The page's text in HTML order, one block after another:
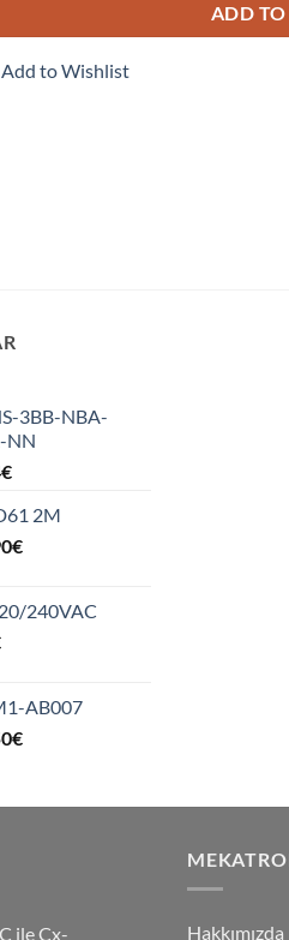
ADD
Add to Wishlist
3BB-NBA-
NN
€
2M
€
240VAC
AB007
€
ile Cx- Hakkımızda